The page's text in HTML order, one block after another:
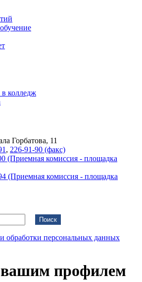
колледж
Горбатова, 11
, 226-91-90 (факс)
(Приемная комиссия - площадка
(Приемная комиссия - площадка
Поиск
обработки персональных данных
профилем